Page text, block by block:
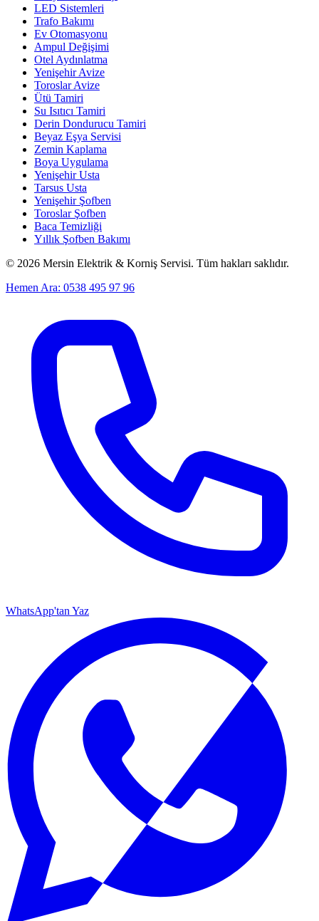
LED Sistemleri
Trafo Bakımı
Ev Otomasyonu
Ampul Değişimi
Otel Aydınlatma
Yenişehir Avize
Toroslar Avize
Ütü Tamiri
Su Isıtıcı Tamiri
Derin Dondurucu Tamiri
Beyaz Eşya Servisi
Zemin Kaplama
Boya Uygulama
Yenişehir Usta
Tarsus Usta
Yenişehir Şofben
Toroslar Şofben
Baca Temizliği
Yıllık Şofben Bakımı
© 2026 Mersin Elektrik & Korniş Servisi. Tüm hakları saklıdır.
Hemen Ara: 0538 495 97 96
WhatsApp'tan Yaz